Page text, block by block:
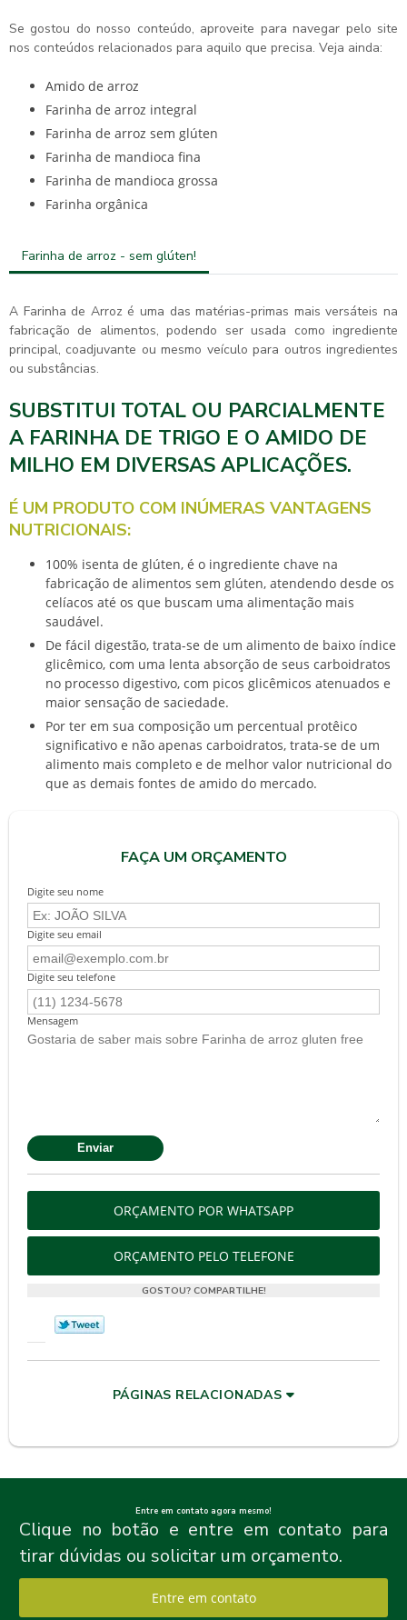
Se gostou do nosso conteúdo, aproveite para navegar pelo site
nos conteúdos relacionados para aquilo que precisa. Veja ainda:
amido de arroz
farinha de arroz integral
farinha de arroz sem glúten
farinha de mandioca fina
farinha de mandioca grossa
farinha orgânica
Farinha de arroz - sem glúten!
A Farinha de Arroz é uma das matérias-primas mais versáteis na
fabricação de alimentos, podendo ser usada como ingrediente
principal, coadjuvante ou mesmo veículo para outros ingredientes
ou substâncias.
SUBSTITUI TOTAL OU PARCIALMENTE
A FARINHA DE TRIGO E O AMIDO DE
MILHO EM DIVERSAS APLICAÇÕES.
É UM PRODUTO COM INÚMERAS VANTAGENS
NUTRICIONAIS:
100% isenta de glúten, é o ingrediente chave na
fabricação de alimentos sem glúten, atendendo desde os
celíacos até os que buscam uma alimentação mais
saudável.
De fácil digestão, trata-se de um alimento de baixo índice
glicêmico, com uma lenta absorção de seus carboidratos
no processo digestivo, com picos glicêmicos atenuados e
maior sensação de saciedade.
Por ter em sua composição um percentual protêico
significativo e não apenas carboidratos, trata-se de um
alimento mais completo e de melhor valor nutricional do
que as demais fontes de amido do mercado.
FAÇA UM ORÇAMENTO
Digite seu nome
Digite seu email
Digite seu telefone
Mensagem
ORÇAMENTO POR WHATSAPP
ORÇAMENTO PELO TELEFONE
GOSTOU? COMPARTILHE!
PÁGINAS RELACIONADAS
Entre em contato agora mesmo!
Clique no botão e entre em contato para
tirar dúvidas ou solicitar um orçamento.
Entre em contato